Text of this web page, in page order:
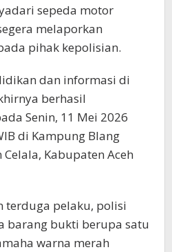
sepeda motor
melaporkan
pihak kepolisian.
dan informasi di
berhasil
Senin, 11 Mei 2026
di Kampung Blang
Kabupaten Aceh
terduga pelaku, polisi
barang bukti berupa satu
warna merah